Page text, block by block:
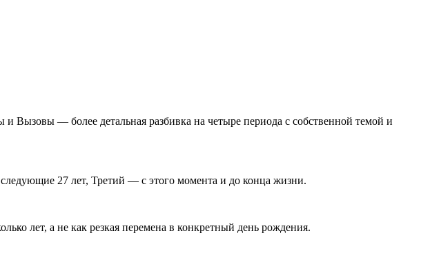
— более детальная разбивка на четыре периода с собственной темой и
27 лет, Третий — с этого момента и до конца жизни.
лет, а не как резкая перемена в конкретный день рождения.